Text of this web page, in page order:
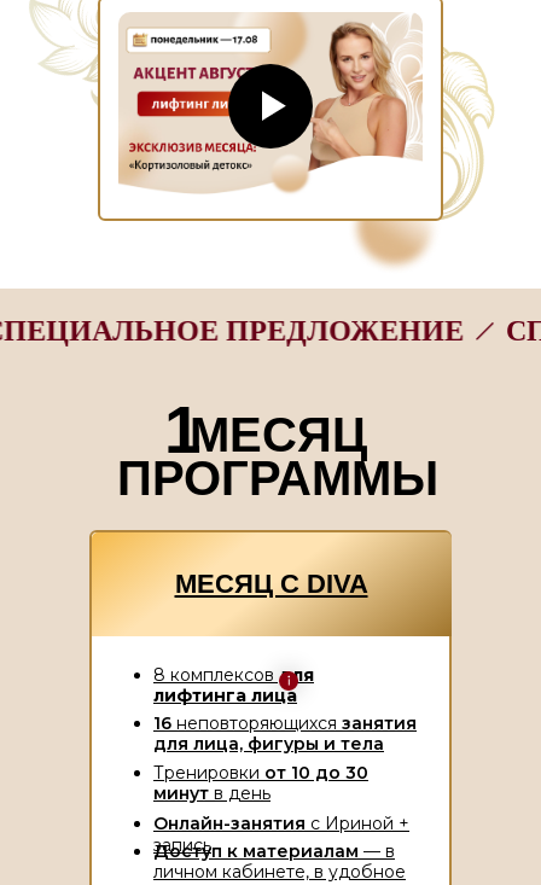
ПРЕДЛОЖЕНИЕ
МЕСЯЦ
ПРОГРАММЫ
1
Доступ к материалам — в
личном кабинете, в удобное
Онлайн-занятия с Ириной +
запись
Тренировки от 10 до 30
минут в день
16 неповторяющихся занятия
для лица, фигуры и тела
8 комплексов для
лифтинга лица
МЕСЯЦ С DIVA